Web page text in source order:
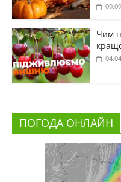
Чим
ПОГОДА ОНЛАЙН